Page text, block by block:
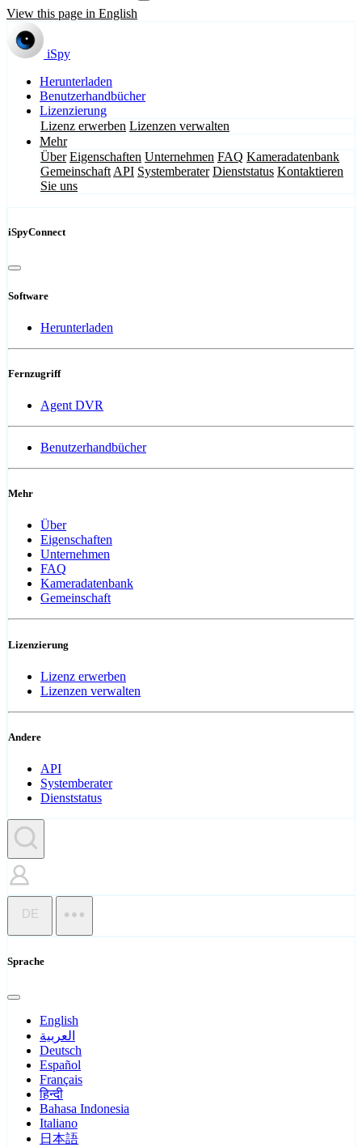
View this page in English
iSpy
Herunterladen
Benutzerhandbücher
Lizenzierung
Lizenz erwerben Lizenzen verwalten
Mehr
Über Eigenschaften Unternehmen FAQ Kameradatenbank
Gemeinschaft API Systemberater Dienststatus Kontaktieren
Sie uns
iSpyConnect
Software
Herunterladen
Fernzugriff
Agent DVR
Benutzerhandbücher
Mehr
Über
Eigenschaften
Unternehmen
FAQ
Kameradatenbank
Gemeinschaft
Lizenzierung
Lizenz erwerben
Lizenzen verwalten
Andere
API
Systemberater
Dienststatus
DE
Sprache
English
العربية
Deutsch
Español
Français
हिन्दी
Bahasa Indonesia
Italiano
日本語